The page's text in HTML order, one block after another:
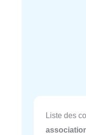
Liste des